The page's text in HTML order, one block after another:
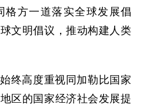
格方一道落实全球发展倡
文明倡议，推动构建人类
终高度重视同加勒比国家
区的国家经济社会发展提